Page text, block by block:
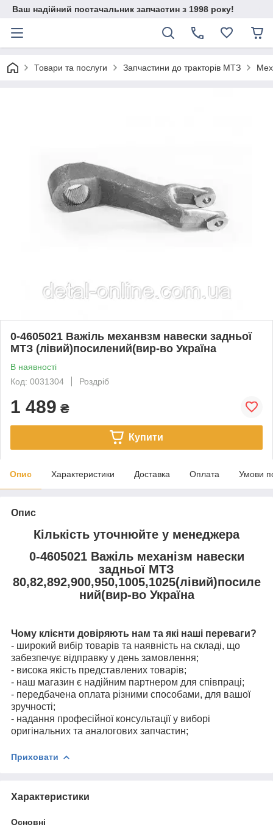
Ваш надійний постачальник запчастин з 1998 року!
Товари та послуги Запчастини до тракторів МТЗ
0-4605021 Важіль механвзм навески задньої
МТЗ (лівий)посилений(вир-во Україна
В наявності
Код: 0031304
Роздріб
1 489 ₴
Купити
Опис Характеристики Доставка Оплата Умови
Опис
Кількість уточнюйте у менеджера
0-4605021 Важіль механізм навески
задньої МТЗ
80,82,892,900,950,1005,1025(лівий)посиле
ний(вир-во Україна
Чому клієнти довіряють нам та які наші переваги?
- широкий вибір товарів та наявність на складі, що
забезпечує відправку у день замовлення;
- висока якість представлених товарів;
- наш магазин є надійним партнером для співпраці;
- передбачена оплата різними способами, для вашої
зручності;
- надання професійної консультації у виборі
оригінальних та аналогових запчастин;
Приховати
Характеристики
Основні